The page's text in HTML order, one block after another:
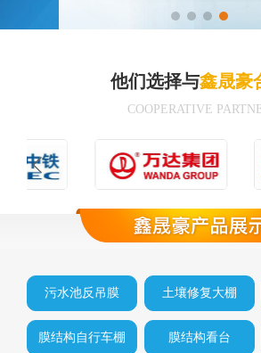
他们选择与鑫晟豪
COOPERATIVE
污水池反吊膜 土壤修复大棚
膜结构自行车棚 膜结构看台